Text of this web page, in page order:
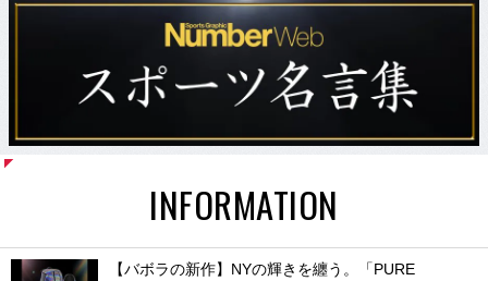
INFORMATION
【バボラの新作】NYの輝きを纏う。「PURE